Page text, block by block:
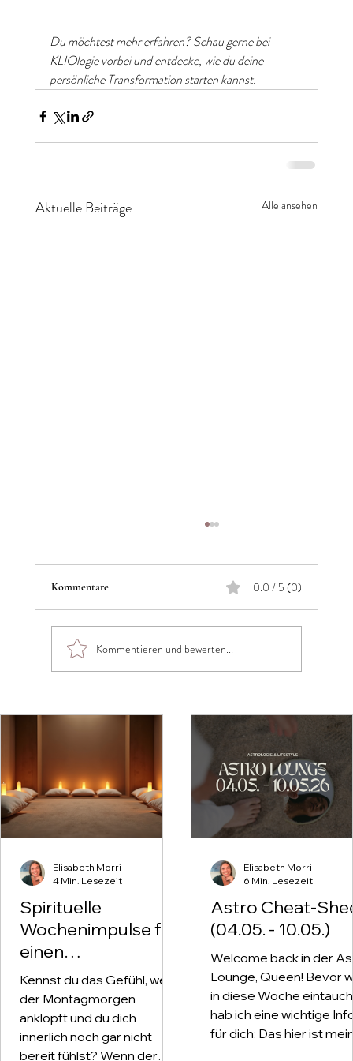
Spirituelle
Wochenimpulse für
einen
harmonischen
Start
Kennst du das Gefühl, wenn
der Montagmorgen
anklopft und du dich
innerlich noch gar nicht
bereit fühlst? Wenn der
Elisabeth Morri
4 Min. Lesezeit
Astro Cheat-
(04.05. - 10.05.)
Welcome back in der
Lounge, Queen! Bevor
in diese Woche
hab ich eine wichtige
für dich: Das hier ist
Elisabeth Morri
6 Min. Lesezeit
Du möchtest mehr erfahren? Schau gerne bei
KLIOlogie vorbei und entdecke, wie du deine
persönliche Transformation starten kannst.
Aktuelle Beiträge Alle ansehen
Astro Cheat-Sheet (04.05. - 10.05.)
Kommentare 0.0 / 5 (0)
Kommentieren und bewerten...